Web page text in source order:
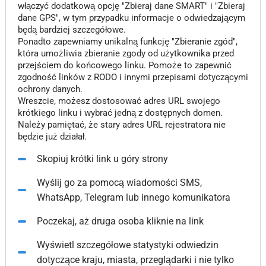
włączyć dodatkową opcję "Zbieraj dane SMART" i "Zbieraj
dane GPS", w tym przypadku informacje o odwiedzającym
będą bardziej szczegółowe.
Ponadto zapewniamy unikalną funkcję "Zbieranie zgód",
która umożliwia zbieranie zgody od użytkownika przed
przejściem do końcowego linku. Pomoże to zapewnić
zgodność linków z RODO i innymi przepisami dotyczącymi
ochrony danych.
Wreszcie, możesz dostosować adres URL swojego
krótkiego linku i wybrać jedną z dostępnych domen.
Należy pamiętać, że stary adres URL rejestratora nie
będzie już działał.
Skopiuj krótki link u góry strony
Wyślij go za pomocą wiadomości SMS,
WhatsApp, Telegram lub innego komunikatora
Poczekaj, aż druga osoba kliknie na link
Wyświetl szczegółowe statystyki odwiedzin
dotyczące kraju, miasta, przeglądarki i nie tylko